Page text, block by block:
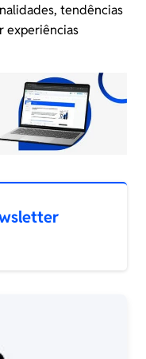
tendências
experiências